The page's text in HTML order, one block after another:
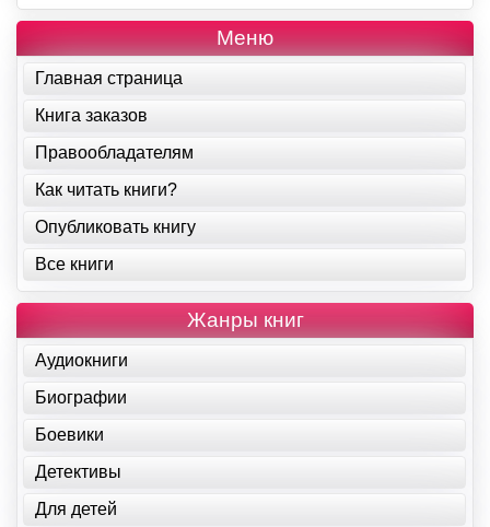
Меню
Главная страница
Книга заказов
Правообладателям
Как читать книги?
Опубликовать книгу
Все книги
Жанры книг
Аудиокниги
Биографии
Боевики
Детективы
Для детей